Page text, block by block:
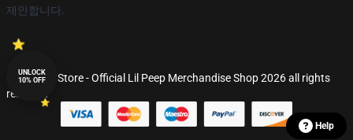
제안합니다.
© Lil Peep Store - Official Lil Peep Merchandise Shop 2026 all rights
reserved
Help
UNLOCK
10% OFF